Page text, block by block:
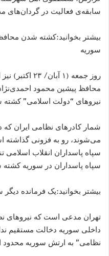
سابقه‌ی فعالیت در گردان‌های
بیشتر بخوانید:کشته شدن
سوریه
روز جمعه (۱
محافظ پیشین محمود
نیروهای “دولت اسلامی”
شمار کادرهای نظامی ایران
‌می‌شوند، رو به فزونی گذاشته
سپاه پاسداران در سوریه کشته
بیشتر بخوانید:یک فرمانده
تهران مدعی است که نیروهای
داخلی سوریه دخالت مستقیم
نظامی” به ارتش سوریه